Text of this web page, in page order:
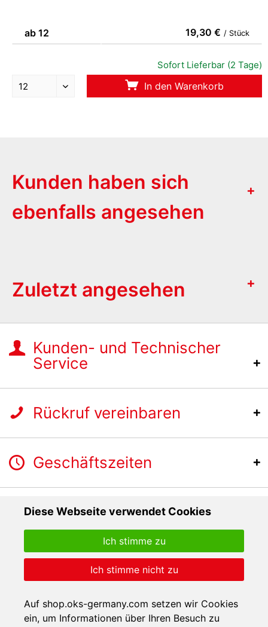
Diese Webseite verwendet Cookies
Auf shop.oks-germany.com setzen wir Cookies
ein, um Informationen über Ihren Besuch zu
Ich stimme nicht zu
Ich stimme zu
ab 12 19,30 € / Stück
Sofort Lieferbar (2 Tage)
In den Warenkorb
Kunden haben sich
ebenfalls angesehen
Zuletzt angesehen
Kunden- und Technischer
Service
Rückruf vereinbaren
Geschäftszeiten